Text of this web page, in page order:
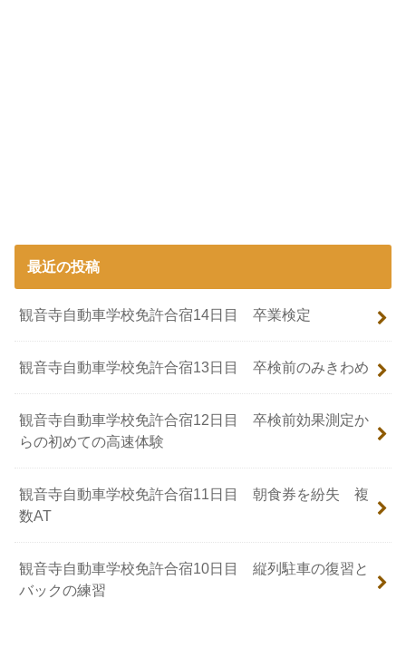
最近の投稿
観音寺自動車学校免許合宿14日目 卒業検定
観音寺自動車学校免許合宿13日目 卒検前のみきわめ
観音寺自動車学校免許合宿12日目 卒検前効果測定か
らの初めての高速体験
観音寺自動車学校免許合宿11日目 朝食券を紛失 複
数AT
観音寺自動車学校免許合宿10日目 縦列駐車の復習と
バックの練習